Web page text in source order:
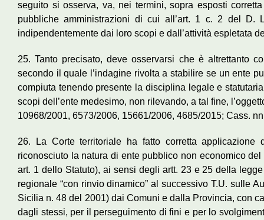
seguito si osserva, va, nei termini, sopra esposti
pubbliche amministrazioni di cui all’art. 1 c. 2 del D.
indipendentemente dai loro scopi e dall’attività espletata
25. Tanto precisato, deve osservarsi che è altrettanto
secondo il quale l’indagine rivolta a stabilire se un ente
compiuta tenendo presente la disciplina legale e
scopi dell’ente medesimo, non rilevando, a tal fine,
10968/2001, 6573/2006, 15661/2006, 4685/2015; Cass.
26. La Corte territoriale ha fatto corretta applicazione
riconosciuto la natura di ente pubblico non economico
art. 1 dello Statuto), ai sensi degli artt. 23 e 25 della
regionale “con rinvio dinamico” al successivo T.U. sulle
Sicilia n. 48 del 2001) dai Comuni e dalla Provincia, con
dagli stessi, per il perseguimento di fini e per lo